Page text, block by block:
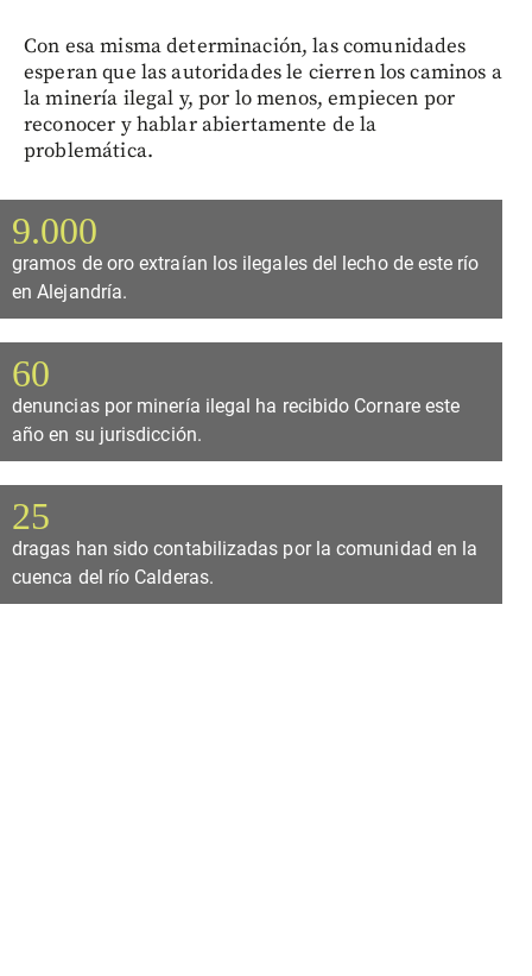
Con esa misma determinación, las comunidades
esperan que las autoridades le cierren los caminos a
la minería ilegal y, por lo menos, empiecen por
reconocer y hablar abiertamente de la
problemática.
9.000
gramos de oro extraían los ilegales del lecho de este río
en Alejandría.
60
denuncias por minería ilegal ha recibido Cornare este
año en su jurisdicción.
25
dragas han sido contabilizadas por la comunidad en la
cuenca del río Calderas.